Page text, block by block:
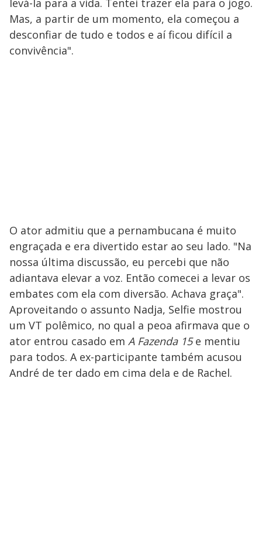
levá-la para a vida. Tentei trazer ela para o jogo.
Mas, a partir de um momento, ela começou a
desconfiar de tudo e todos e aí ficou difícil a
convivência".
O ator admitiu que a pernambucana é muito
engraçada e era divertido estar ao seu lado. "Na
nossa última discussão, eu percebi que não
adiantava elevar a voz. Então comecei a levar os
embates com ela com diversão. Achava graça".
Aproveitando o assunto Nadja, Selfie mostrou
um VT polêmico, no qual a peoa afirmava que o
ator entrou casado em A Fazenda 15e mentiu
para todos. A ex-participante também acusou
André de ter dado em cima dela e de Rachel.